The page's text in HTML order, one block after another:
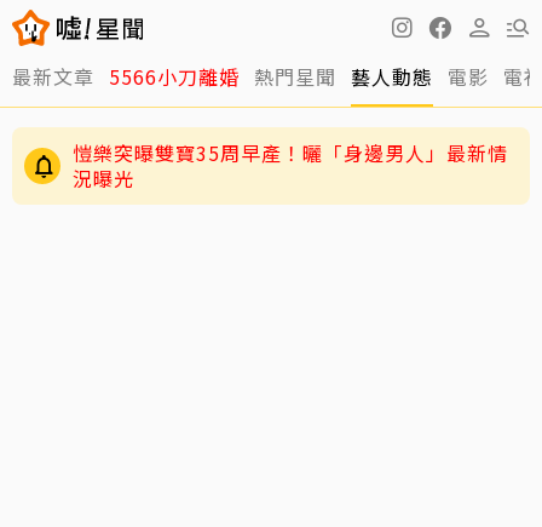
最新文章 5566小刀離婚 熱門星聞 藝人動態 電影 電
愷樂突曝雙寶35周早產！曬「身邊男人」最新情
況曝光